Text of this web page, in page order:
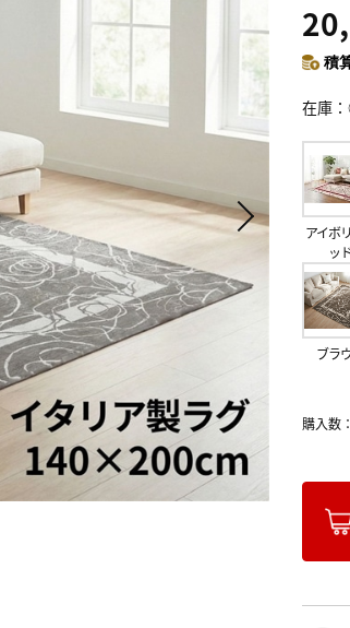
積
在庫
アイボ
ッ
ブラ
購入数